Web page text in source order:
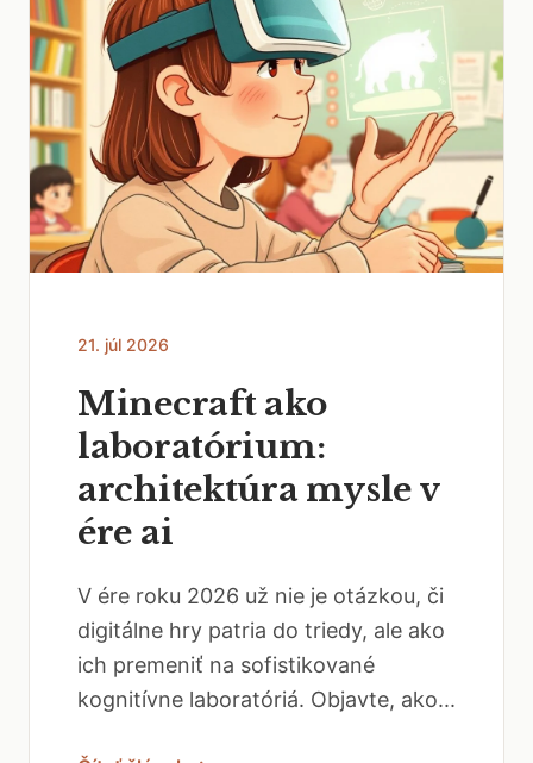
21. júl 2026
Minecraft ako
laboratórium:
architektúra mysle v
ére ai
V ére roku 2026 už nie je otázkou, či
digitálne hry patria do triedy, ale ako
ich premeniť na sofistikované
kognitívne laboratóriá. Objavte, ako...